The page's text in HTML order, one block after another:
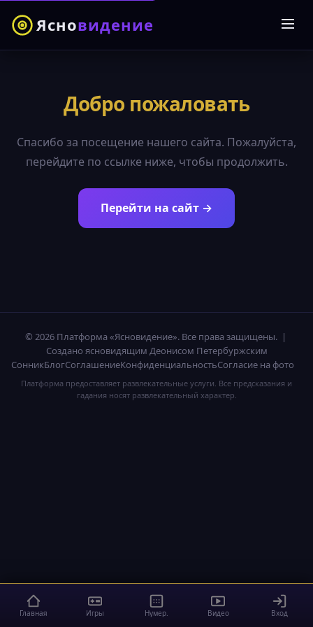
Ясновидение
Добро пожаловать
Спасибо за посещение нашего сайта. Пожалуйста,
перейдите по ссылке ниже, чтобы продолжить.
Перейти на сайт →
© 2026 Платформа «Ясновидение». Все права защищены. |
Создано ясновидящим Деонисом Петербуржским
СонникБлогСоглашениеКонфиденциальностьСогласие на фото
Платформа предоставляет развлекательные услуги. Все предсказания и
гадания носят развлекательный характер.
Главная Игры Нумер. Видео Вход